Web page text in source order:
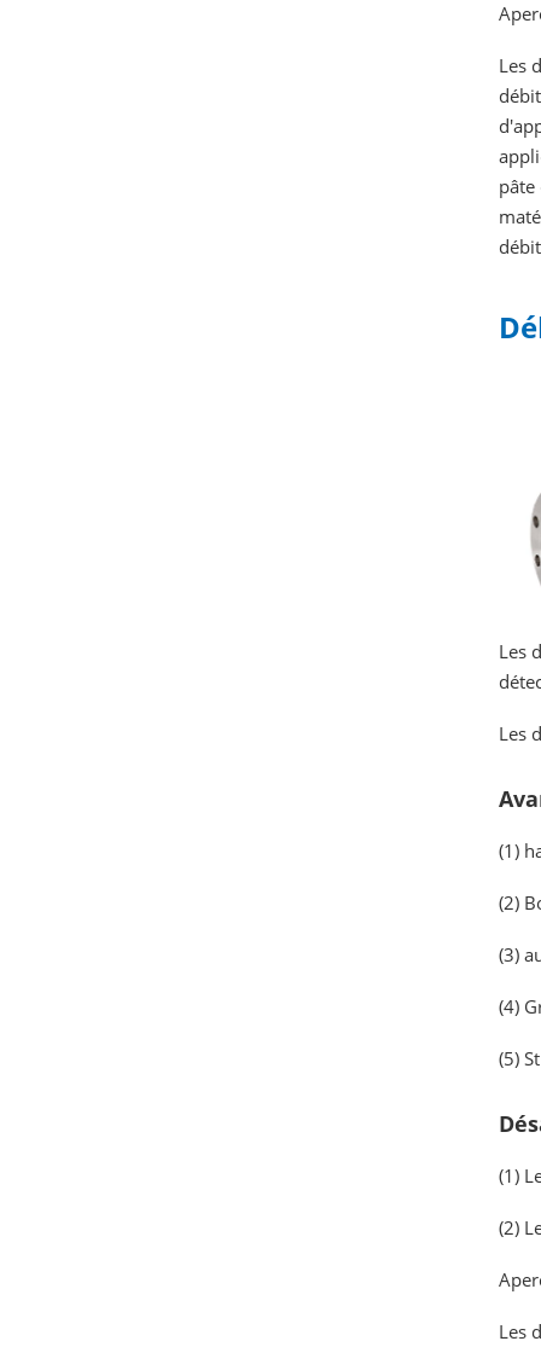
Les
Les
Les
(1)
(2)
(3)
(4)
(5)
(1)
(2)
Les